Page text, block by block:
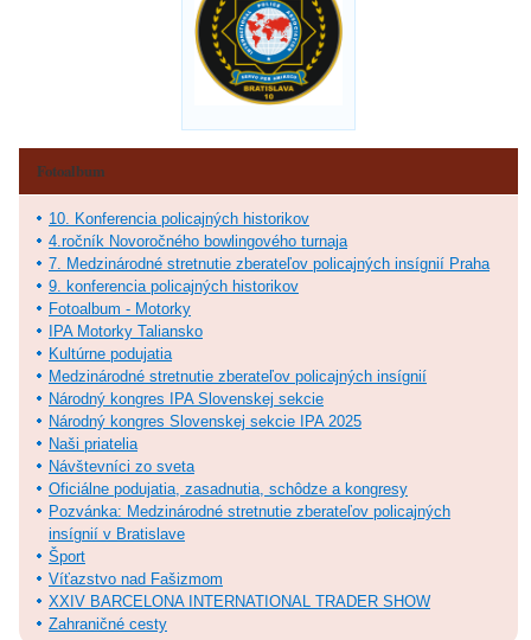
Fotoalbum
10. Konferencia policajných historikov
4.ročník Novoročného bowlingového turnaja
7. Medzinárodné stretnutie zberateľov policajných insígnií Praha
9. konferencia policajných historikov
Fotoalbum - Motorky
IPA Motorky Taliansko
Kultúrne podujatia
Medzinárodné stretnutie zberateľov policajných insígnií
Národný kongres IPA Slovenskej sekcie
Národný kongres Slovenskej sekcie IPA 2025
Naši priatelia
Návštevníci zo sveta
Oficiálne podujatia, zasadnutia, schôdze a kongresy
Pozvánka: Medzinárodné stretnutie zberateľov policajných
insígnií v Bratislave
Šport
Víťazstvo nad Fašizmom
XXIV BARCELONA INTERNATIONAL TRADER SHOW
Zahraničné cesty